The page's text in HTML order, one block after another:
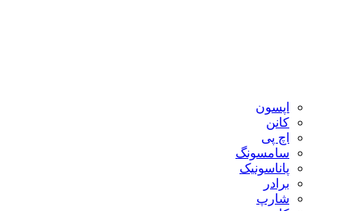
اپسون
کانن
اچ پی
سامسونگ
پاناسونیک
برادر
شارپ